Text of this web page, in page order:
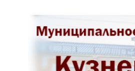
Перейти к содержимому